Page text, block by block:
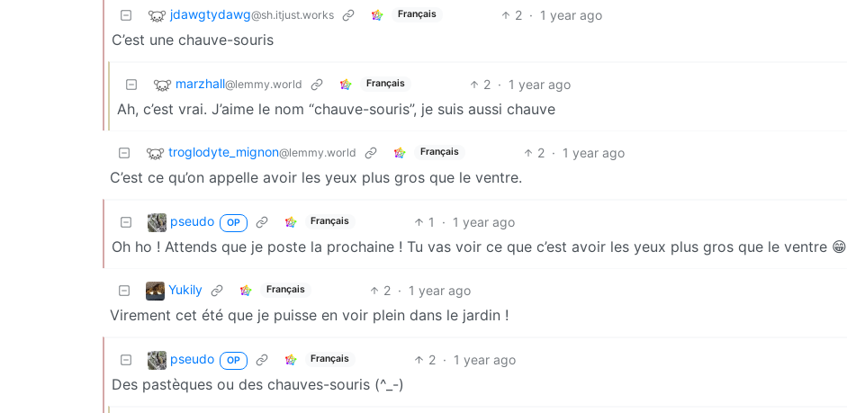
jdawgtydawg@sh.itjust.works Français 2 · 1 year ago
C’est une chauve-souris
marzhall@lemmy.world Français 2 · 1 year ago
Ah, c’est vrai. J’aime le nom “chauve-souris”, je suis aussi chauve
troglodyte_mignon@lemmy.world Français 2 · 1 year ago
C’est ce qu’on appelle avoir les yeux plus gros que le ventre.
pseudo OP Français 1 · 1 year ago
Oh ho ! Attends que je poste la prochaine ! Tu vas voir ce que c’est avoir les yeux plus gros que le ventre 😁
Yukily Français 2 · 1 year ago
Virement cet été que je puisse en voir plein dans le jardin !
pseudo OP Français 2 · 1 year ago
Des pastèques ou des chauves-souris (^_-)